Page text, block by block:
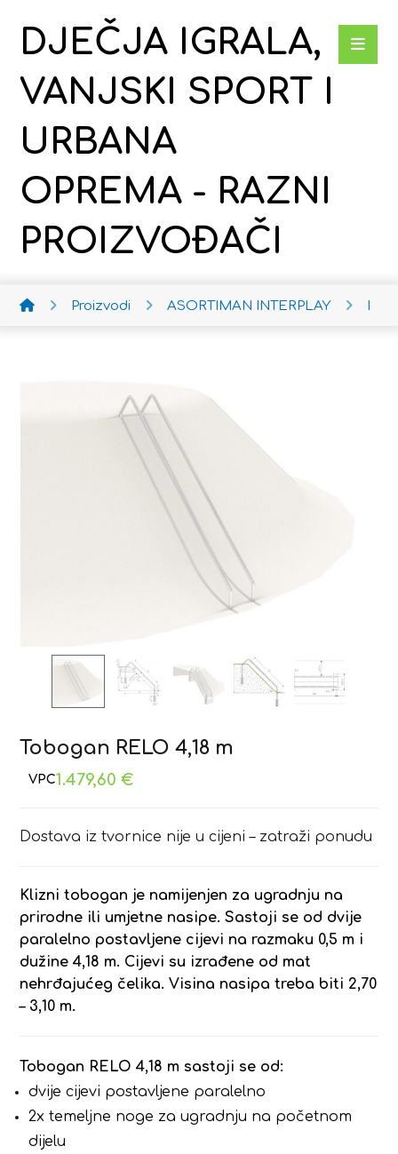
DJEČJA IGRALA,
VANJSKI SPORT I
URBANA
OPREMA - RAZNI
PROIZVOĐAČI
Proizvodi ASORTIMAN INTERPLAY
Tobogan RELO 4,18 m
1.479,60€
Dostava iz tvornice nije u cijeni – zatraži ponudu
Klizni tobogan je namijenjen za ugradnju na
prirodne ili umjetne nasipe. Sastoji se od dvije
paralelno postavljene cijevi na razmaku 0,5 m i
dužine 4,18 m. Cijevi su izrađene od mat
nehrđajućeg čelika. Visina nasipa treba biti 2,70
– 3,10 m.
Tobogan RELO 4,18 m sastoji se od:
dvije cijevi postavljene paralelno
2x temeljne noge za ugradnju na početnom
dijelu